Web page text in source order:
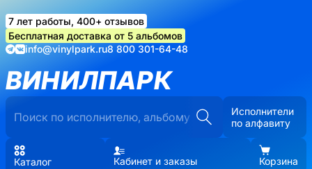
7 лет работы, 400+ отзывов
Бесплатная доставка от 5 альбомов
info@vinylpark.ru8 800 301-64-48
ВИНИЛПАРК
Исполнители
по алфавиту
Каталог Кабинет и заказы Корзина